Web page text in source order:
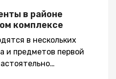
в районе
комплексе
в нескольких
и предметов первой